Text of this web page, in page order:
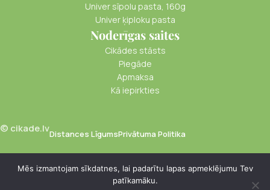
Univer sīpolu pasta, 160g
Univer ķiploku pasta
Noderīgas saites
Cikādes stāsts
Piegāde
Apmaksa
Kā iepirkties
© cikade.lvDistances LīgumsPrivātuma Politika
€0.10
Mēs izmantojam sīkdatnes, lai padarītu lapas apmeklējumu Tev
patīkamāku.